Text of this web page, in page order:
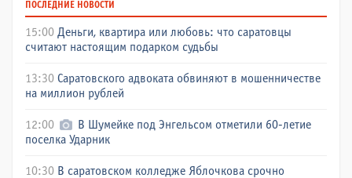
ПОСЛЕДНИЕ НОВОСТИ
15:00 Деньги, квартира или любовь: что саратовцы
считают настоящим подарком судьбы
13:30 Саратовского адвоката обвиняют в мошенничестве
на миллион рублей
12:00
В Шумейке под Энгельсом отметили 60-летие
поселка Ударник
10:30 В саратовском колледже Яблочкова срочно